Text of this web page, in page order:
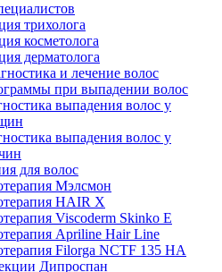
трихолога
косметолога
дерматолога
и лечение волос
при выпадении волос
выпадения волос у
выпадения волос у
для волос
Мэлсмон
HAIR X
Viscoderm Skinko E
Apriline Hair Line
Filorga NCTF 135 HA
Дипроспан